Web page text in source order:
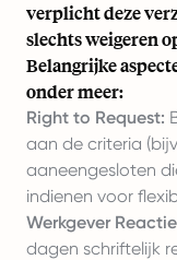
verplicht deze
slechts weigeren
Belangrijke
onder meer:
Right to Request:
aan de criteria
aaneengesloten
indienen voor
Werkgever
dagen schriftelijk